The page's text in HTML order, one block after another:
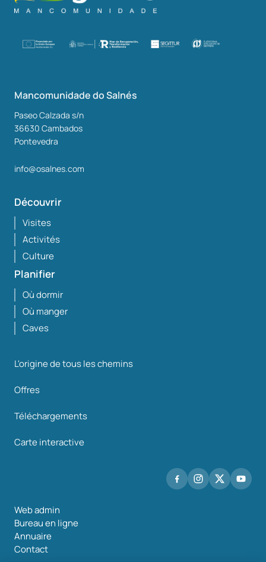
Mancomunidade do Salnés
Paseo Calzada s/n
36630 Cambados
Pontevedra
info@osalnes.com
Découvrir
Visites
Activités
Culture
Planifier
Où dormir
Où manger
Caves
L'origine de tous les chemins
Offres
Téléchargements
Carte interactive
Web admin
Bureau en ligne
Annuaire
Contact